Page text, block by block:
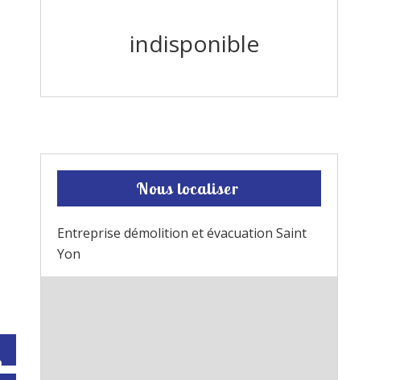
indisponible
Nous localiser
Entreprise démolition et évacuation Saint
Yon